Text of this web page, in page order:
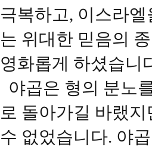
극복하고, 이스라
는 위대한 믿음의
영화롭게 하셨습니
야곱은 형의 분노
로 돌아가길 바랬
수 없었습니다. 야